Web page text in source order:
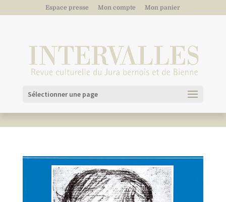
Espace presse Mon compte Mon panier
Sélectionner une page